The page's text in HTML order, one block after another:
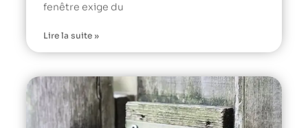
fenêtre exige du
Lire la suite »